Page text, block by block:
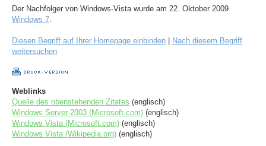
Der Nachfolger von Windows-Vista wurde am 22. Oktober 2009
Windows 7.
Diesen Begriff auf Ihrer Homepage einbinden
Nach diesem Begriff
weitersuchen
Weblinks
Quelle des obenstehenden Zitates (englisch)
Windows Server 2003 (Microsoft.com) (englisch)
Windows Vista (Microsoft.com) (englisch)
Windows Vista (Wikipedia.org) (englisch)